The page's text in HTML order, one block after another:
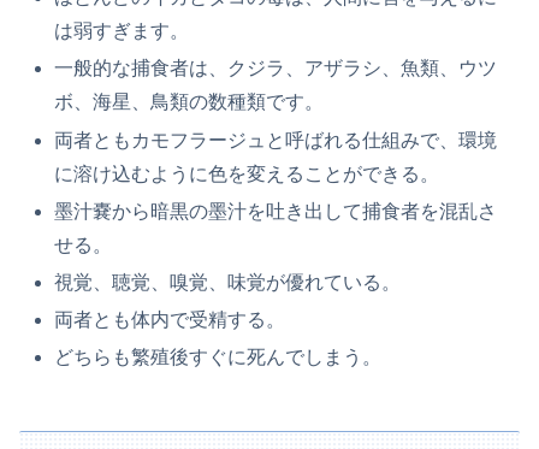
は弱すぎます。
一般的な捕食者は、クジラ、アザラシ、魚類、ウツ
ボ、海星、鳥類の数種類です。
両者ともカモフラージュと呼ばれる仕組みで、環境
に溶け込むように色を変えることができる。
墨汁嚢から暗黒の墨汁を吐き出して捕食者を混乱さ
せる。
視覚、聴覚、嗅覚、味覚が優れている。
両者とも体内で受精する。
どちらも繁殖後すぐに死んでしまう。